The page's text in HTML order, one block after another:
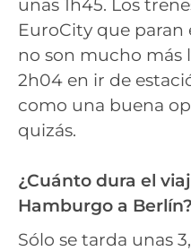
unas 1h45. Los
EuroCity que
no son mucho más
2h04 en ir de
como una buena
quizás.
¿Cuánto dura el
Hamburgo a Berlín?
Sólo se tarda unas